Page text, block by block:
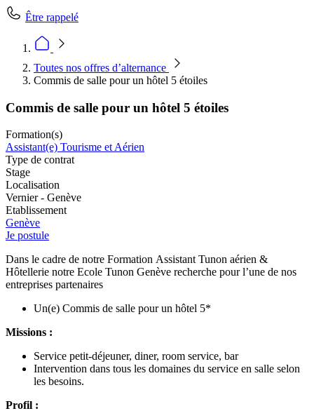
Être rappelé
Toutes nos offres d’alternance
Commis de salle pour un hôtel 5 étoiles
Commis de salle pour un hôtel 5 étoiles
Formation(s)
Assistant(e) Tourisme et Aérien
Type de contrat
Stage
Localisation
Vernier - Genève
Etablissement
Genève
Je postule
Dans le cadre de notre Formation Assistant Tunon aérien &
Hôtellerie notre Ecole Tunon Genève recherche pour l’une de nos
entreprises partenaires
Un(e) Commis de salle pour un hôtel 5*
Missions :
Service petit-déjeuner, diner, room service, bar
Intervention dans tous les domaines du service en salle selon
les besoins.
Profil :